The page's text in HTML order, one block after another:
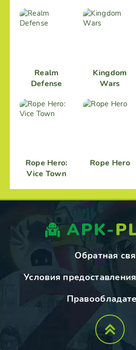
Realm
Defense
Kingdom
Wars
Rope Hero:
Vice Town
Rope Hero
APK-
Обратная
Условия